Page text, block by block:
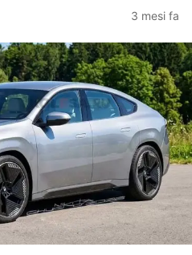
3 mesi fa